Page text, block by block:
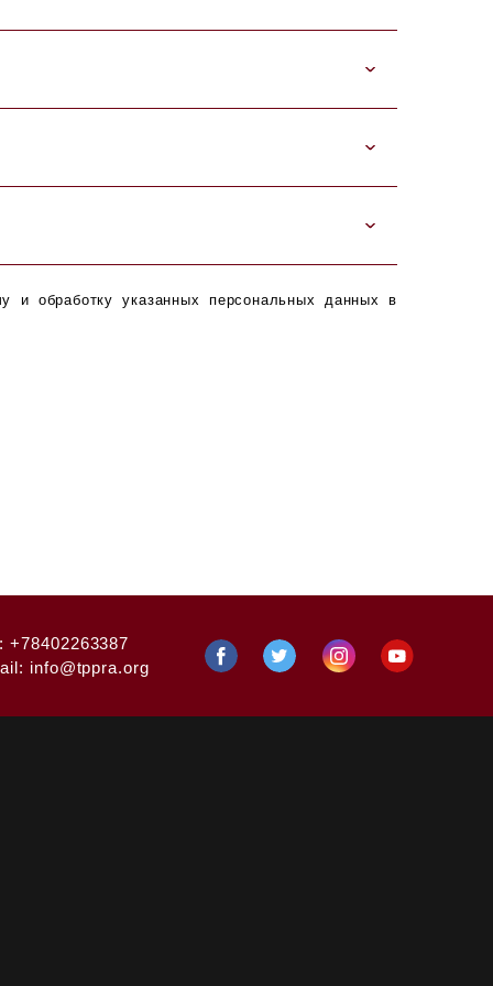
и обработку указанных персональных данных в
+78402263387
info@tppra.org